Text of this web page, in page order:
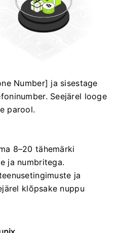
Number] ja sisestage
Seejärel looge
parool.
8–20 tähemärki
ja numbritega.
ja
klõpsake nuppu